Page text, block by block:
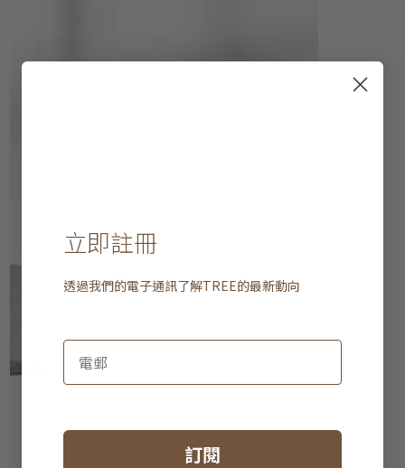
立即註冊
透過我們的電子通訊了解TREE的最新動向
訂閱